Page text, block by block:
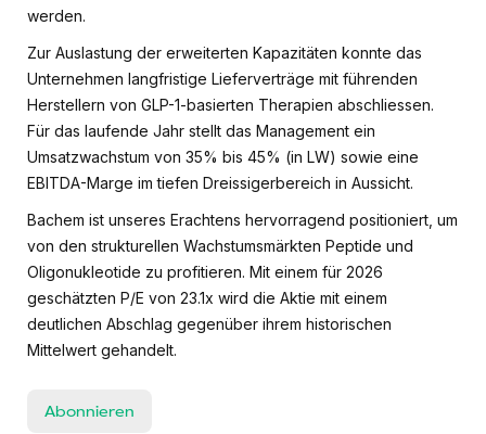
werden.
Zur Auslastung der erweiterten Kapazitäten konnte das
Unternehmen langfristige Lieferverträge mit führenden
Herstellern von GLP-1-basierten Therapien abschliessen.
Für das laufende Jahr stellt das Management ein
Umsatzwachstum von 35% bis 45% (in LW) sowie eine
EBITDA-Marge im tiefen Dreissigerbereich in Aussicht.
Bachem ist unseres Erachtens hervorragend positioniert, um
von den strukturellen Wachstumsmärkten Peptide und
Oligonukleotide zu profitieren. Mit einem für 2026
geschätzten P/E von 23.1x wird die Aktie mit einem
deutlichen Abschlag gegenüber ihrem historischen
Mittelwert gehandelt.
Abonnieren